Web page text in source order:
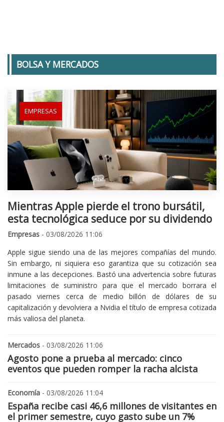
BOLSA Y MERCADOS
EMPRESAS
Mientras Apple pierde el trono bursátil,
esta tecnológica seduce por su dividendo
Empresas - 03/08/2026 11:06
Apple sigue siendo una de las mejores compañías del mundo.
Sin embargo, ni siquiera eso garantiza que su cotización sea
inmune a las decepciones. Bastó una advertencia sobre futuras
limitaciones de suministro para que el mercado borrara el
pasado viernes cerca de medio billón de dólares de su
capitalización y devolviera a Nvidia el título de empresa cotizada
más valiosa del planeta.
Mercados - 03/08/2026 11:06
Agosto pone a prueba al mercado: cinco
eventos que pueden romper la racha alcista
Economía - 03/08/2026 11:04
España recibe casi 46,6 millones de visitantes en
el primer semestre, cuyo gasto sube un 7%